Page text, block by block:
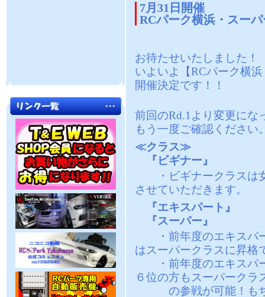
7月31日開催
RCパーク横浜・スー
お待たせいたしました！
いよいよ【RCパーク横
開催決定です！！
前回のRd.1より変更にな
もう一度ご確認ください
≪クラス≫
『ビギナー』
・ビギナークラスは女
させていただきます。
『エキスパート』
『スーパー』
・前年度のエキスパー
はスーパークラスに昇格
・前年度のエキスパー
６位の方もスーパークラ
の参戦が可能！もち